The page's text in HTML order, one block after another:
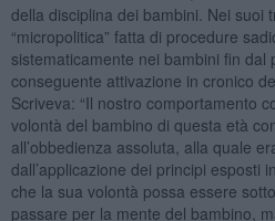
della disciplina dei bambini. Nei suoi
“micropolitica” fatta di procedure
sistematicamente nei bambini fin dal
conseguente attivazione in cronico
Scriveva: “Il nostro comportamento
volontà del bambino di questa età
all’obbedienza assoluta, alla quale
dall’applicazione dei principi
che la sua volontà possa essere
passare per la mente del bambino,